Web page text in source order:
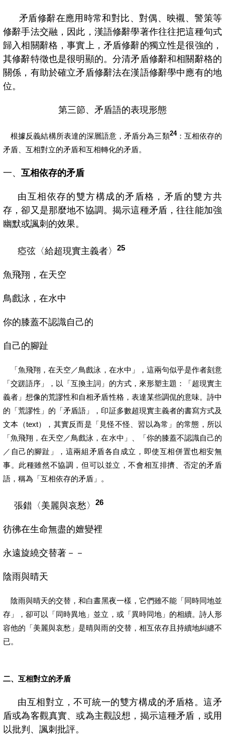
矛盾修辭在應用時常和對比、對偶、映襯、警策等
修辭手法交融，因此，漢語修辭學著作往往把這種句式
歸入相關辭格，事實上，矛盾修辭的獨立性是很強的，
其修辭特徵也是很明顯的。分清矛盾修辭和相關辭格的
關係，有助於確立矛盾修辭法在漢語修辭學中應有的地
位。
第三節、矛盾語的表現形態
根據反義結構所表達的深層語意，矛盾分為三類24：互相依存的
矛盾、互相對立的矛盾和互相轉化的矛盾。
一、 互相依存的矛盾
由互相依存的雙方構成的矛盾格，矛盾的雙方共
存，卻又是那麼地不協調。揭示這種矛盾，往往能加強
幽默或諷刺的效果。
瘂弦〈給超現實主義者〉25
魚飛翔，在天空
鳥戲泳，在水中
你的膝蓋不認識自己的
自己的腳趾
「魚飛翔，在天空／鳥戲泳，在水中」， 這兩句似乎是作者刻意
「交蹉語序」，以「互換主詞」的方式，來形塑主題：「超現實主
義者」想像的荒謬性和自相矛盾性格，表達某些調侃的意味。詩中
的「荒謬性」的「矛盾語」，印証多數超現實主義者的書寫方式及
文本 （text）
，其實反而是「見怪不怪、習以為常」的常態，所以
「魚飛翔，在天空／鳥戲泳，在水中 」、「你的膝蓋不認識自己的
／自己的腳趾 」，這兩組矛盾各自成立，即使互相併置也相安無
事。此種雖然不協調，但可以並立，不會相互排擠、否定的矛盾
語，稱為「互相依存的矛盾」。
張錯〈美麗與哀愁〉 26
彷彿在生命無盡的嬗變裡
永遠旋繞交替著－－
陰雨與晴天
陰雨與晴天的交替，和白晝黑夜一樣，它們雖不能「同時同地並
存」，卻可以「同時異地」並立，或「異時同地」的相續。詩人形
容他的「美麗與哀愁」是晴與雨的交替，相互依存且持續地糾纏不
已。
二、互相對立的矛盾
由互相對立，不可統一的雙方構成的矛盾格。這矛
盾或為客觀真實、或為主觀設想，揭示這種矛盾，或用
以批判、諷刺批評。